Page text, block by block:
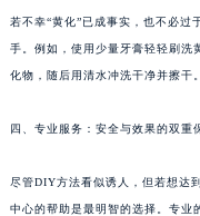
若不幸“黄化”已成事实，也不必过
手。例如，使用少量牙膏轻轻刷洗
化物，随后用清水冲洗干净并擦干
四、专业服务：安全与效果的双重
尽管DIY方法看似诱人，但若想达
中心的帮助是最明智的选择。专业